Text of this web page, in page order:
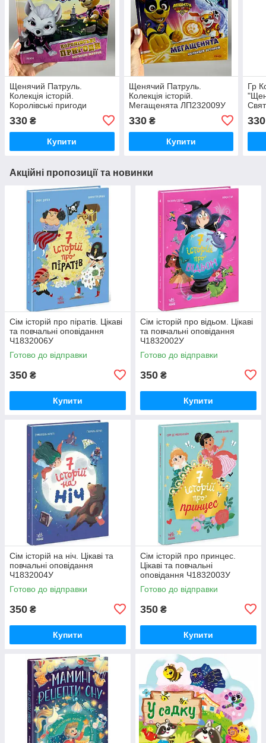
Щенячий Патруль.
Колекція історій.
Королівські пригоди
330 ₴
Купити
Щенячий Патруль.
Колекція історій.
Мегащенята ЛП232009У
330₴
Купити
Гр
330
Акційні пропозиції та новинки
Сім історій про піратів. Цікаві
та повчальні оповідання
Ч1832006У
Готово до відправки
350 ₴
Купити
Сім історій про відьом. Цікаві
та повчальні оповідання
Ч1832002У
Готово до відправки
350 ₴
Купити
Сім історій на ніч. Цікаві та
повчальні оповідання
Ч1832004У
Готово до відправки
350 ₴
Купити
Сім історій про принцес.
Цікаві та повчальні
оповідання Ч1832003У
Готово до відправки
350 ₴
Купити